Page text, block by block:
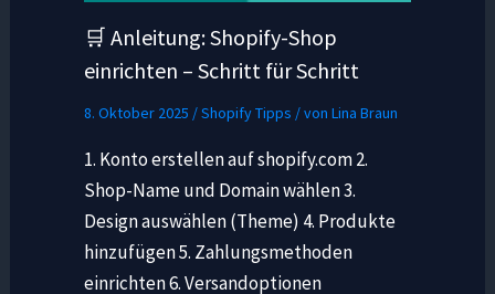
🛒 Anleitung: Shopify-Shop
einrichten – Schritt für Schritt
8. Oktober 2025 /Shopify Tipps / von Lina Braun
1. Konto erstellen auf shopify.com 2.
Shop-Name und Domain wählen 3.
Design auswählen (Theme) 4. Produkte
hinzufügen 5. Zahlungsmethoden
einrichten 6. Versandoptionen